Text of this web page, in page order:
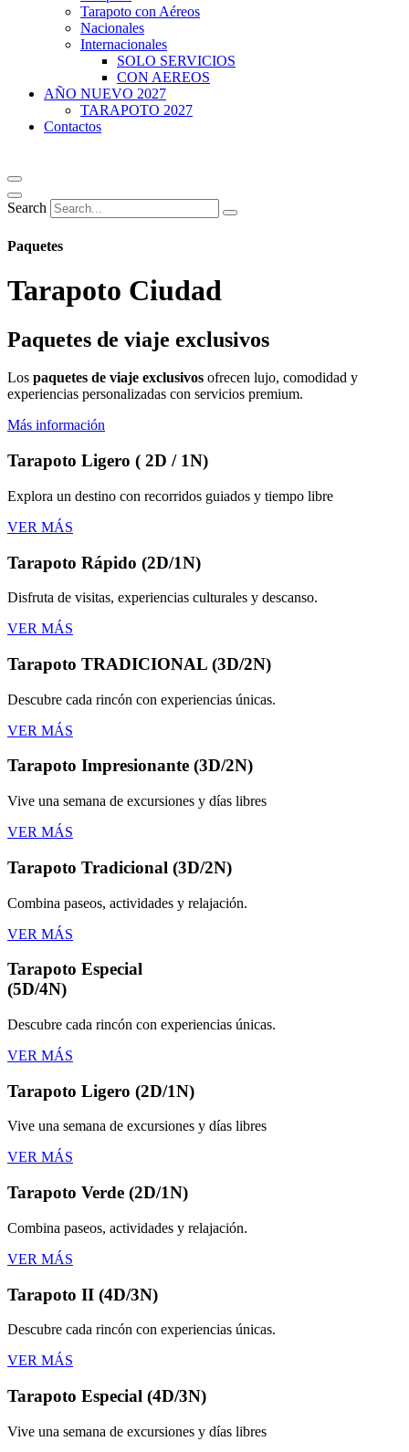
Tarapoto con Aéreos
Nacionales
Internacionales
SOLO SERVICIOS
CON AEREOS
AÑO NUEVO 2027
TARAPOTO 2027
Contactos
Search
Paquetes
Tarapoto Ciudad
Paquetes de viaje exclusivos
Los paquetes de viaje exclusivos ofrecen lujo, comodidad y
experiencias personalizadas con servicios premium.
Más información
Tarapoto Ligero ( 2D / 1N)
Explora un destino con recorridos guiados y tiempo libre
VER MÁS
Tarapoto Rápido (2D/1N)
Disfruta de visitas, experiencias culturales y descanso.
VER MÁS
Tarapoto TRADICIONAL (3D/2N)
Descubre cada rincón con experiencias únicas.
VER MÁS
Tarapoto Impresionante (3D/2N)
Vive una semana de excursiones y días libres
VER MÁS
Tarapoto Tradicional (3D/2N)
Combina paseos, actividades y relajación.
VER MÁS
Tarapoto Especial
(5D/4N)
Descubre cada rincón con experiencias únicas.
VER MÁS
Tarapoto Ligero (2D/1N)
Vive una semana de excursiones y días libres
VER MÁS
Tarapoto Verde (2D/1N)
Combina paseos, actividades y relajación.
VER MÁS
Tarapoto II (4D/3N)
Descubre cada rincón con experiencias únicas.
VER MÁS
Tarapoto Especial (4D/3N)
Vive una semana de excursiones y días libres